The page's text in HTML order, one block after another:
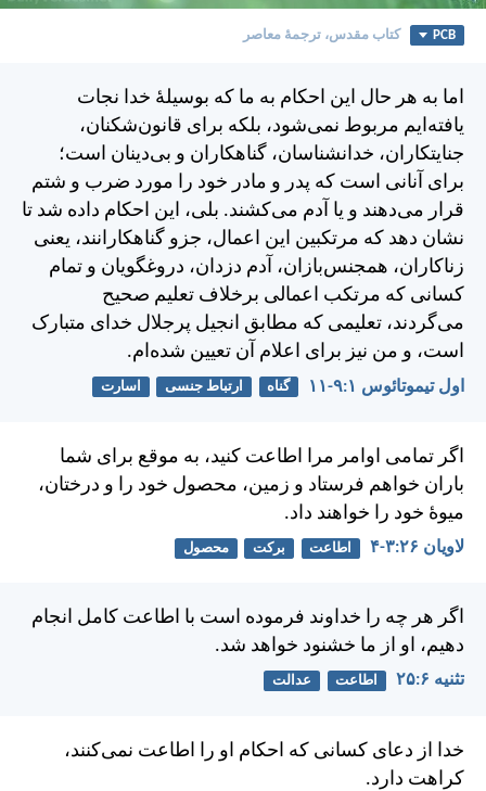
PCB کتاب مقدس، ترجمۀ معاصر
اما به هر حال اين احكام به ما كه بوسيلهٔ خدا نجات
يافته‌ايم مربوط نمی‌شود، بلكه برای قانون‌شكنان،
جنايتكاران، خدانشناسان، گناهكاران و بی‌دينان است؛
برای آنانی است كه پدر و مادر خود را مورد ضرب و شتم
قرار می‌دهند و يا آدم می‌كشند. بلی، اين احكام داده شد تا
نشان دهد كه مرتكبين اين اعمال، جزو گناهكارانند، يعنی
زناكاران، همجنس‌بازان، آدم دزدان، دروغگويان و تمام
كسانی كه مرتكب اعمالی برخلاف تعليم صحيح
می‌گردند، تعليمی كه مطابق انجيل پرجلال خدای متبارک
است، و من نيز برای اعلام آن تعيين شده‌ام.
اول تيموتائوس ۱:‏۹-‏۱۱ گناه ارتباط جنسی اسارت
اگر تمامی اوامر مرا اطاعت كنيد، به موقع برای شما
باران خواهم فرستاد و زمين، محصول خود را و درختان،
ميوهٔ خود را خواهند داد.
لاويان ۲۶:‏۳-‏۴ اطاعت برکت محصول
اگر هر چه را خداوند فرموده است با اطاعت كامل انجام
دهيم، او از ما خشنود خواهد شد.
تثنيه ۶:‏۲۵ اطاعت عدالت
خدا از دعای كسانی كه احكام او را اطاعت نمی‌كنند،
كراهت دارد.